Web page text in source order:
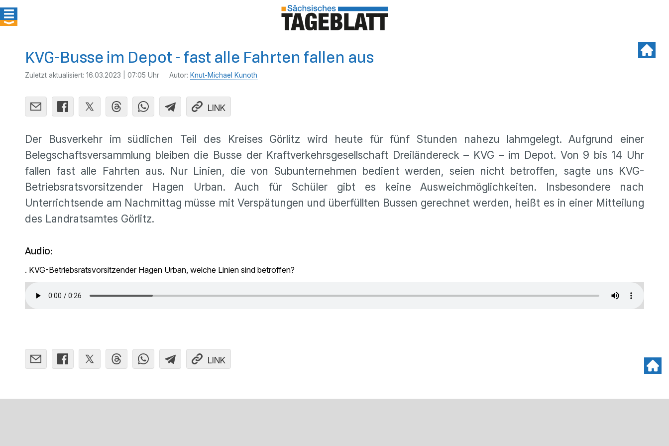
KVG-Busse im Depot - fast alle Fahrten fallen aus
Zuletzt aktualisiert: 16.03.2023 | 07:05 Uhr Autor: Knut-Michael Kunoth
LINK
Der Busverkehr im südlichen Teil des Kreises Görlitz wird heute für fünf Stunden nahezu lahmgelegt. Aufgrund einer
Belegschaftsversammlung bleiben die Busse der Kraftverkehrsgesellschaft Dreiländereck – KVG – im Depot. Von 9 bis 14 Uhr
fallen fast alle Fahrten aus. Nur Linien, die von Subunternehmen bedient werden, seien nicht betroffen, sagte uns KVG-
Betriebsratsvorsitzender Hagen Urban. Auch für Schüler gibt es keine Ausweichmöglichkeiten. Insbesondere nach
Unterrichtsende am Nachmittag müsse mit Verspätungen und überfüllten Bussen gerechnet werden, heißt es in einer Mitteilung
des Landratsamtes Görlitz.
Audio:
. KVG-Betriebsratsvorsitzender Hagen Urban, welche Linien sind betroffen?
LINK